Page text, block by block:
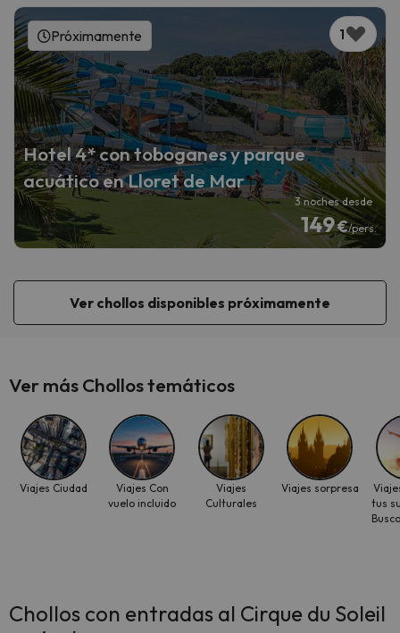
1
Próximamente
Hotel 4* con toboganes y parque
acuático en Lloret de Mar
3 noches desde
149€/pers.
Ver chollos disponibles próximamente
Ver más Chollos temáticos
Viajes Ciudad
Viajes Con
vuelo incluido
Viajes
Culturales
Viajes sorpresa
tus
Chollos con entradas al Cirque du Soleil